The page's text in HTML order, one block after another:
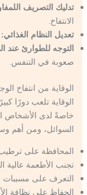
تدليك التصريف
الانتفاخ.
تعديل النظام الغذائي:
التوجه للطوارئ عند
صعوبة في التنفس.
الوقاية من انتفاخ
الوقاية تلعب دورًا
خاصةً لدى الأشخاص
السوائل، ومن أهم
المحافظة على
تجنب الأطعمة عالية
التعرف على
الحفاظ على نظافة